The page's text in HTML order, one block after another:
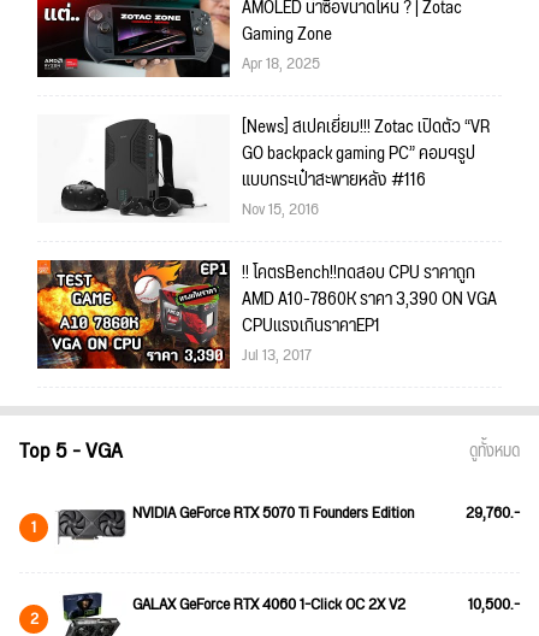
AMOLED น่าซื้อขนาดไหน ? | Zotac
Gaming Zone
Apr 18, 2025
[News] สเปคเยี่ยม!!! Zotac เปิดตัว “VR
GO backpack gaming PC” คอมฯรูป
แบบกระเป๋าสะพายหลัง #116
Nov 15, 2016
!! โคตรBench!!ทดสอบ CPU ราคาถูก
AMD A10-7860K ราคา 3,390 ON VGA
CPUแรงเกินราคาEP1
Jul 13, 2017
Top 5 - VGA ดูทั้งหมด
1 NVIDIA GeForce RTX 5070 Ti Founders Edition 29,760.-
2 GALAX GeForce RTX 4060 1-Click OC 2X V2 10,500.-